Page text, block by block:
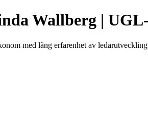
Wallberg |
med lång erfarenhet av